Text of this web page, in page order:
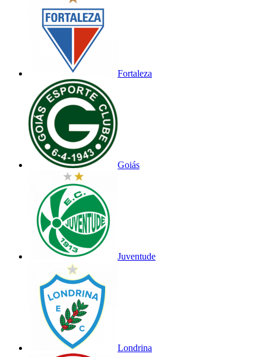
Fortaleza
Goiás
Juventude
Londrina